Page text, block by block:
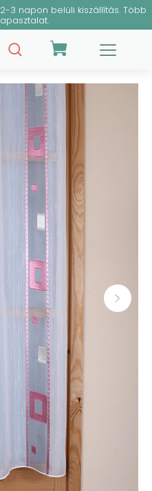
3 napon belüli kiszállítás. Több